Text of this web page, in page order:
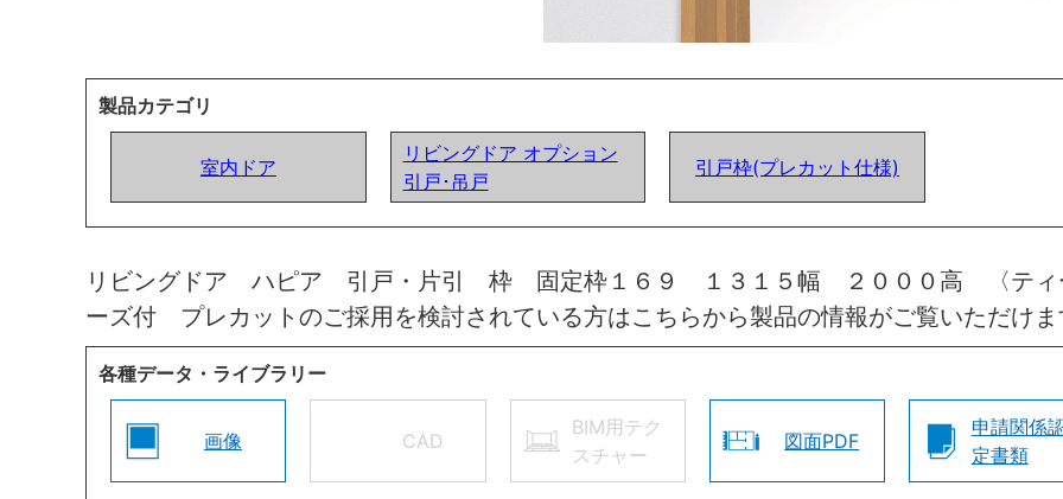
製品カテゴリ
室内ドア
リビングドア オプション
引戸･吊戸
引戸枠(プレカット仕様)
リビングドア ハピア 引戸・片引 枠 固定枠１６９ １３１５幅 ２０００高 〈テ
ーズ付 プレカットのご採用を検討されている方はこちらから製品の情報がご覧いただけま
各種データ・ライブラリー
画像 CAD
BIM用テク
スチャー
図面PDF
申請関係
定書類